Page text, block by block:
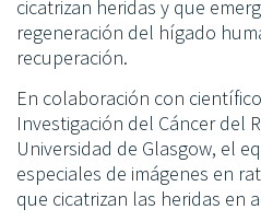
cicatrizan heridas y que
regeneración del hígado
recuperación.
En colaboración con
Investigación del Cáncer del
Universidad de Glasgow, el
especiales de imágenes en
que cicatrizan las heridas en